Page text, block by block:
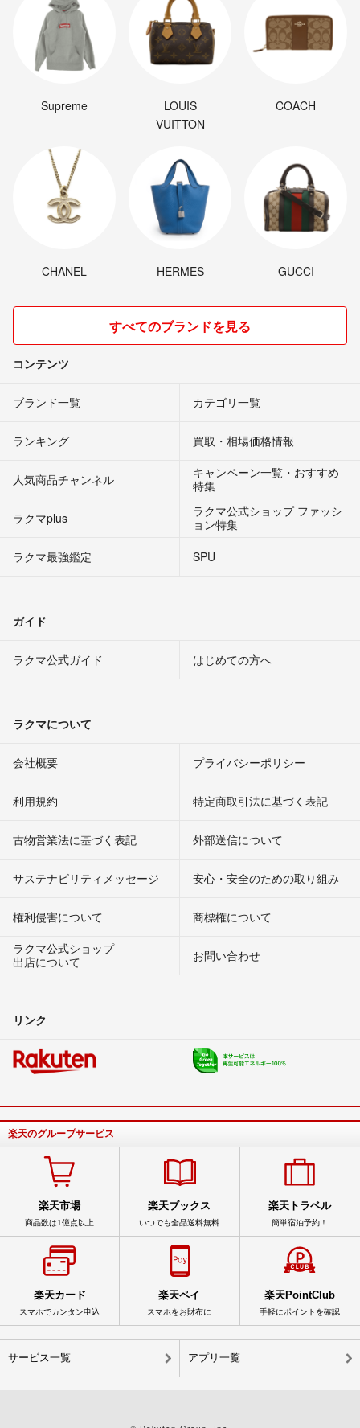
Supreme
LOUIS
VUITTON
COACH
CHANEL HERMES GUCCI
すべてのブランドを見る
コンテンツ
ブランド一覧 カテゴリ一覧
ランキング 買取・相場価格情報
人気商品チャンネル
キャンペーン一覧・おすすめ
特集
ラクマplus
ラクマ公式ショップ ファッシ
ョン特集
ラクマ最強鑑定
SPU
ガイド
ラクマ公式ガイド はじめての方へ
ラクマについて
会社概要 プライバシーポリシー
利用規約 特定商取引法に基づく表記
古物営業法に基づく表記 外部送信について
サステナビリティメッセージ 安心・安全のための取り組み
権利侵害について
商標権について
ラクマ公式ショップ
出店について
お問い合わせ
リンク
楽天のグループサービス
楽天市場
商品数は1億点以上
楽天ブックス
いつでも全品送料無料
楽天トラベル
簡単宿泊予約！
楽天カード
スマホでカンタン申込
楽天ペイ
スマホをお財布に
楽天PointClub
手軽にポイントを確認
サービス一覧 アプリ一覧